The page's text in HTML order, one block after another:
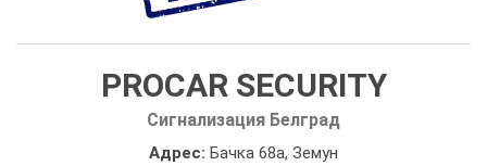
PROCAR SECURITY
Сигнализация Белград
Адрес: Бачка 68а, Земун